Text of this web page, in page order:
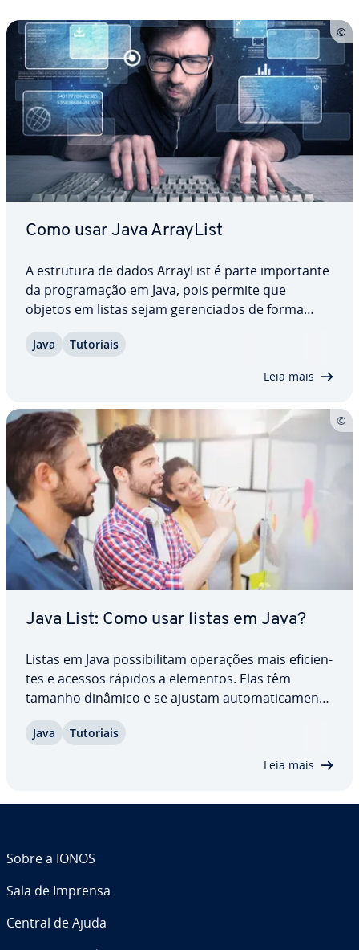
Como usar Java ArrayList
A estrutura de dados ArrayList é parte im­por­tante
da pro­gra­ma­ção em Java, pois permite que
objetos em listas sejam ge­ren­ci­a­dos de forma
podem ser re­di­men­si­o­na­das di­na­mi­ca­mente e
Java Tutoriais
Leia mais
Java List: Como usar listas em Java?
Listas em Java pos­si­bi­li­tam operações mais efi­ci­en­
tes e acessos rápidos a elementos. Elas têm
tamanho dinâmico e se ajustam au­to­ma­ti­ca­mente
Com classes como ArrayList, Lin­ke­dList e Vector,
Java Tutoriais
Leia mais
Sobre a IONOS
Sala de Imprensa
Central de Ajuda